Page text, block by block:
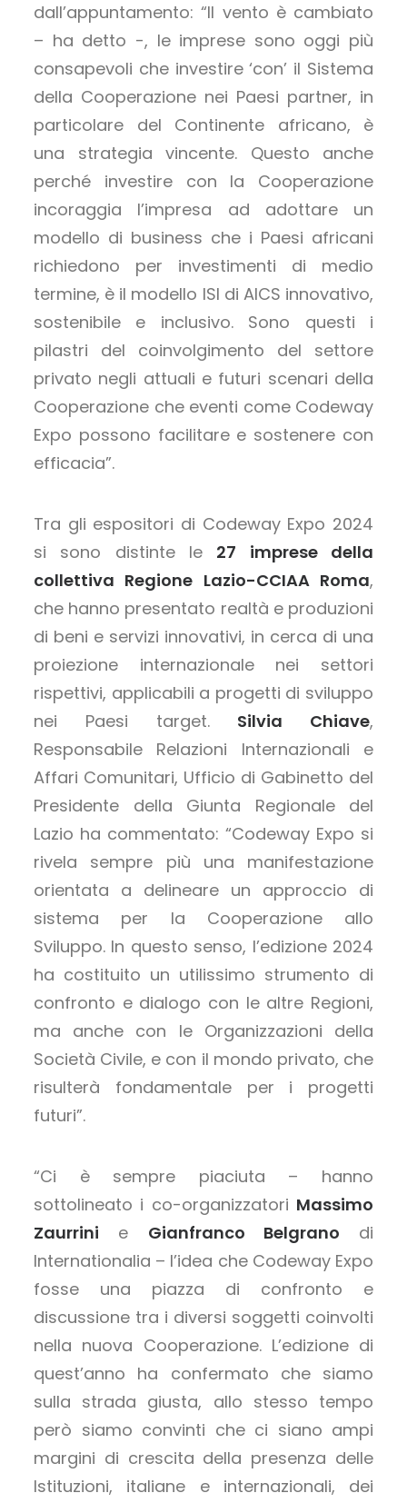
dall’appuntamento: “Il vento è cambiato
– ha detto -, le imprese sono oggi più
consapevoli che investire ‘con’ il Sistema
della Cooperazione nei Paesi partner, in
particolare del Continente africano, è
una strategia vincente. Questo anche
perché investire con la Cooperazione
incoraggia l’impresa ad adottare un
modello di business che i Paesi africani
richiedono per investimenti di medio
termine, è il modello ISI di AICS innovativo,
sostenibile e inclusivo. Sono questi i
pilastri del coinvolgimento del settore
privato negli attuali e futuri scenari della
Cooperazione che eventi come Codeway
Expo possono facilitare e sostenere con
efficacia”.
Tra gli espositori di Codeway Expo 2024
si sono distinte le 27 imprese della
collettiva Regione Lazio-CCIAA Roma,
che hanno presentato realtà e produzioni
di beni e servizi innovativi, in cerca di una
proiezione internazionale nei settori
rispettivi, applicabili a progetti di sviluppo
nei Paesi target. Silvia Chiave,
Responsabile Relazioni Internazionali e
Affari Comunitari, Ufficio di Gabinetto del
Presidente della Giunta Regionale del
Lazio ha commentato: “Codeway Expo si
rivela sempre più una manifestazione
orientata a delineare un approccio di
sistema per la Cooperazione allo
Sviluppo. In questo senso, l’edizione 2024
ha costituito un utilissimo strumento di
confronto e dialogo con le altre Regioni,
ma anche con le Organizzazioni della
Società Civile, e con il mondo privato, che
risulterà fondamentale per i progetti
futuri”.
“Ci è sempre piaciuta – hanno
sottolineato i co-organizzatori Massimo
Zaurrini e Gianfranco Belgrano di
Internationalia – l’idea che Codeway Expo
fosse una piazza di confronto e
discussione tra i diversi soggetti coinvolti
nella nuova Cooperazione. L’edizione di
quest’anno ha confermato che siamo
sulla strada giusta, allo stesso tempo
però siamo convinti che ci siano ampi
margini di crescita della presenza delle
Istituzioni, italiane e internazionali, dei